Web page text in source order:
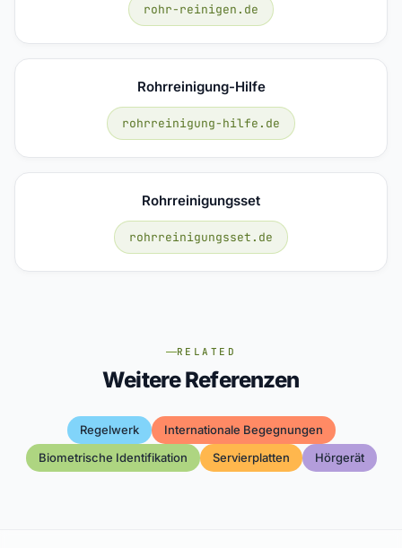
rohr-reinigen.de
Rohrreinigung-Hilfe
rohrreinigung-hilfe.de
Rohrreinigungsset
rohrreinigungsset.de
RELATED
Weitere Referenzen
Regelwerk
Internationale Begegnungen
Biometrische Identifikation
Servierplatten Hörgerät